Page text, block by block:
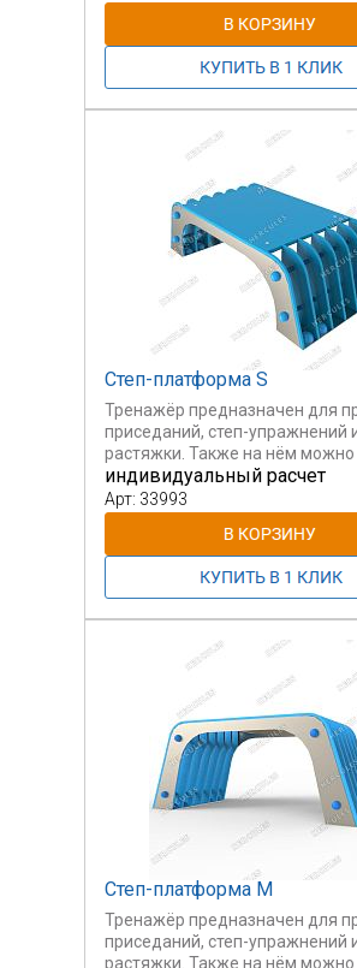
Степ-платформа S
Тренажёр предназначен для
приседаний, степ-упражнений
растяжки. Также на нём можно
индивидуальный расчет
Арт: 33993
Степ-платформа М
Тренажёр предназначен для
приседаний, степ-упражнений
растяжки. Также на нём можно